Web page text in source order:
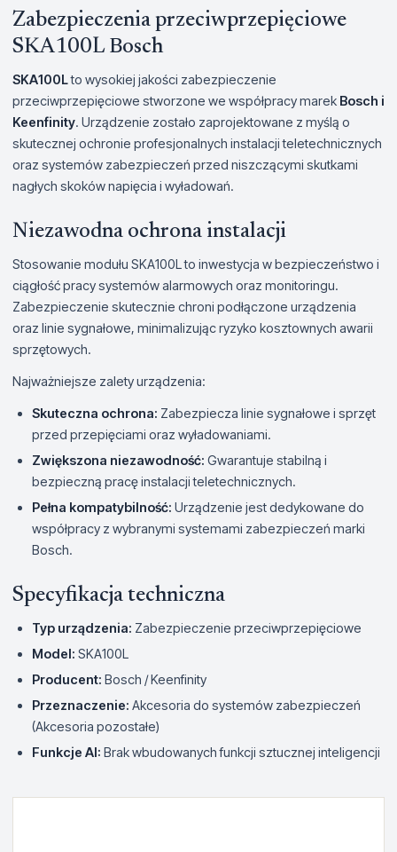
Zabezpieczenia przeciwprzepięciowe
SKA100L Bosch
SKA100Lto wysokiej jakości zabezpieczenie
przeciwprzepięciowe stworzone we współpracy marek Bosch i
Keenfinity. Urządzenie zostało zaprojektowane z myślą o
skutecznej ochronie profesjonalnych instalacji teletechnicznych
oraz systemów zabezpieczeń przed niszczącymi skutkami
nagłych skoków napięcia i wyładowań.
Niezawodna ochrona instalacji
Stosowanie modułu SKA100L to inwestycja w bezpieczeństwo i
ciągłość pracy systemów alarmowych oraz monitoringu.
Zabezpieczenie skutecznie chroni podłączone urządzenia
oraz linie sygnałowe, minimalizując ryzyko kosztownych awarii
sprzętowych.
Najważniejsze zalety urządzenia:
Skuteczna ochrona: Zabezpiecza linie sygnałowe i sprzęt
przed przepięciami oraz wyładowaniami.
Zwiększona niezawodność: Gwarantuje stabilną i
bezpieczną pracę instalacji teletechnicznych.
Pełna kompatybilność: Urządzenie jest dedykowane do
współpracy z wybranymi systemami zabezpieczeń marki
Bosch.
Specyfikacja techniczna
Typ urządzenia: Zabezpieczenie przeciwprzepięciowe
Model: SKA100L
Producent: Bosch / Keenfinity
Przeznaczenie: Akcesoria do systemów zabezpieczeń
(Akcesoria pozostałe)
Funkcje AI: Brak wbudowanych funkcji sztucznej inteligencji